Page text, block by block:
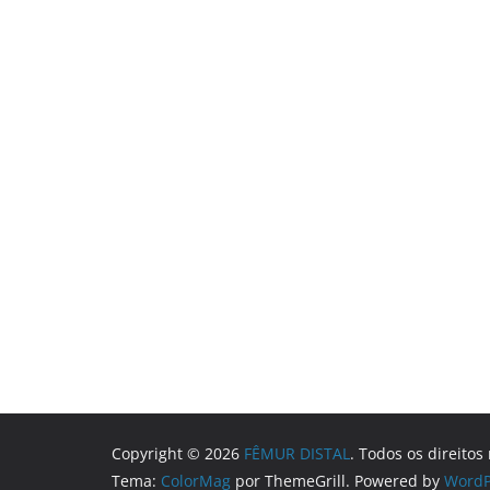
Copyright © 2026 FÊMUR DISTAL. Todos os direitos
Tema: ColorMag por ThemeGrill. Powered by